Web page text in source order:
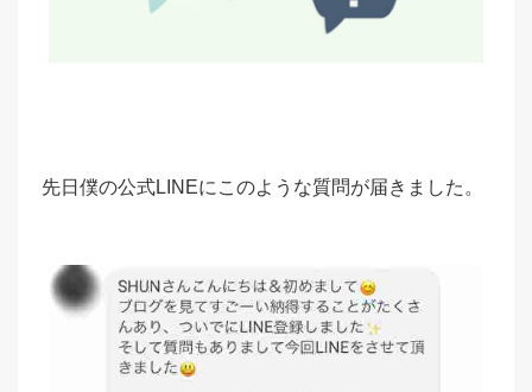
先日僕の公式LINEにこのような質問が届きました。